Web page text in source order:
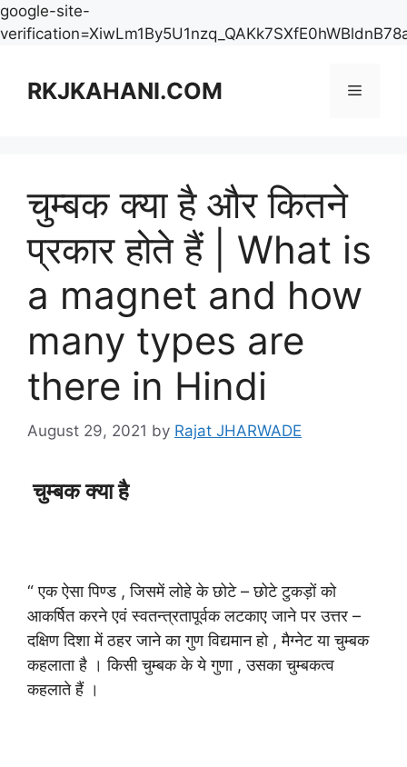
google-site-
contentRKJKAHANI.COM Menu
चुम्बक क्या है और कितने
प्रकार होते हैं | What is
a magnet and how
many types are
there in Hindi
August 29, 2021 by Rajat JHARWADE
चुम्बक क्या है
“ एक ऐसा पिण्ड , जिसमें लोहे के छोटे – छोटे टुकड़ों को
आकर्षित करने एवं स्वतन्त्रतापूर्वक लटकाए जाने पर उत्तर –
दक्षिण दिशा में ठहर जाने का गुण विद्यमान हो , मैग्नेट या चुम्बक
कहलाता है । किसी चुम्बक के ये गुणा , उसका चुम्बकत्व
कहलाते हैं ।